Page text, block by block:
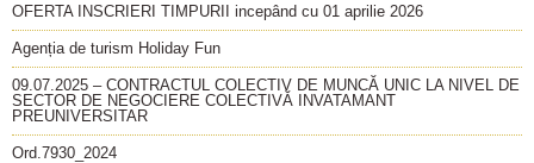
OFERTA INSCRIERI TIMPURII incepând cu 01 aprilie 2026
Agenția de turism Holiday Fun
09.07.2025 – CONTRACTUL COLECTIV DE MUNCĂ UNIC LA NIVEL DE
SECTOR DE NEGOCIERE COLECTIVĂ INVATAMANT
PREUNIVERSITAR
Ord.7930_2024